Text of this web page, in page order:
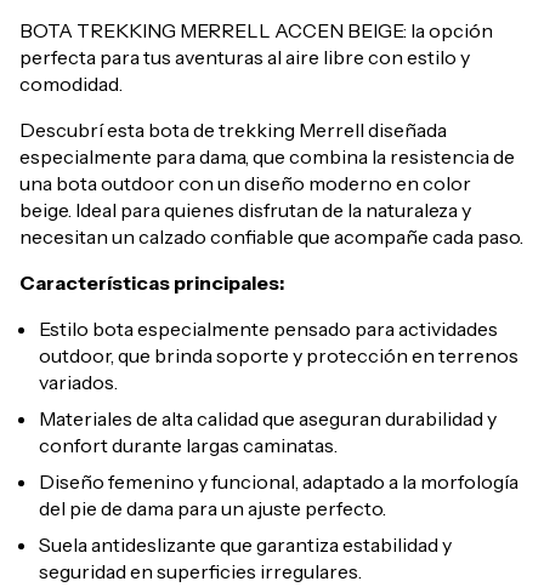
BOTA TREKKING MERRELL ACCEN BEIGE: la opción
perfecta para tus aventuras al aire libre con estilo y
comodidad.
Descubrí esta bota de trekking Merrell diseñada
especialmente para dama, que combina la resistencia de
una bota outdoor con un diseño moderno en color
beige. Ideal para quienes disfrutan de la naturaleza y
necesitan un calzado confiable que acompañe cada paso.
Características principales:
Estilo bota especialmente pensado para actividades
outdoor, que brinda soporte y protección en terrenos
variados.
Materiales de alta calidad que aseguran durabilidad y
confort durante largas caminatas.
Diseño femenino y funcional, adaptado a la morfología
del pie de dama para un ajuste perfecto.
Suela antideslizante que garantiza estabilidad y
seguridad en superficies irregulares.